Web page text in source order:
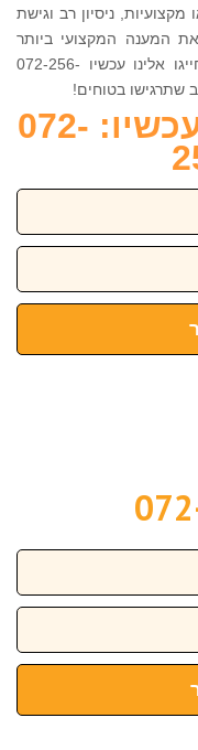
ניסיון רב וגישת
המענה המקצועי ביותר
בתחום ומבקשים מענה מותאם אישית, חייגו אלינו עכשיו 072-256-
לייעוץ חינם חייגו עכשיו: 072-